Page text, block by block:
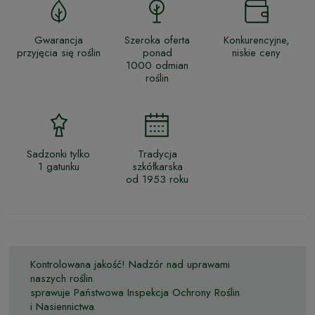
Gwarancja
przyjęcia się roślin
Szeroka oferta
ponad
1000 odmian
roślin
Konkurencyjne,
niskie ceny
Sadzonki tylko
1 gatunku
Tradycja
szkółkarska
od 1953 roku
Kontrolowana jakość! Nadzór nad uprawami
naszych roślin
sprawuje Państwowa Inspekcja Ochrony Roślin
i Nasiennictwa